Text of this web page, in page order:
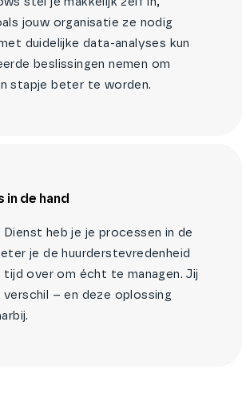
jouw organisatie ze nodig
duidelijke data-analyses kun
beslissingen nemen om
stapje beter te worden.
in de hand
Dienst heb je je processen in de
je de huurderstevredenheid
tijd over om écht te managen. Jij
– en deze oplossing